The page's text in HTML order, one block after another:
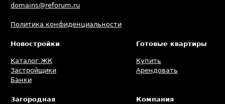
domains@reforum.ru
Политика конфиденциальности
Новостройки
Каталог ЖК
Застройщики
Банки
Готовые квартиры
Купить
Арендовать
Загородная
Компания